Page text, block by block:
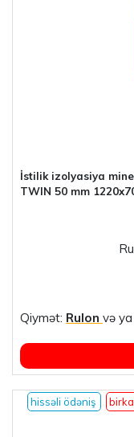
İstilik izolyasiya mineral yunu İSOVER WARM HOUSE-
TWIN 50 mm
Qiymət: Rulon və ya
hissəli ödəniş